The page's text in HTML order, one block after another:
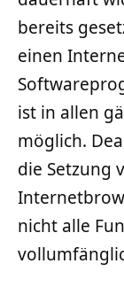
bereits
einen
ist in allen
möglich.
die Setzung
nicht alle